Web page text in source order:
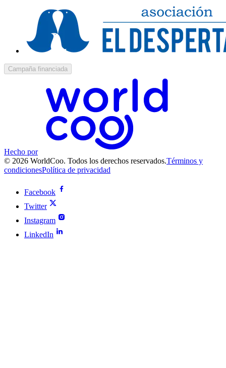
Campaña financiada
Hecho por
© 2026 WorldCoo. Todos los derechos reservados.Términos y
condicionesPolítica de privacidad
Facebook
Twitter
Instagram
LinkedIn